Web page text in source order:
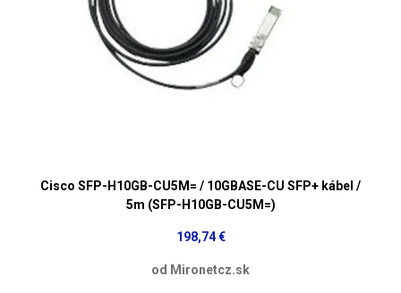
Cisco SFP-H10GB-CU5M= / 10GBASE-CU SFP+ kábel /
5m (SFP-H10GB-CU5M=)
198,74 €
od Mironetcz.sk